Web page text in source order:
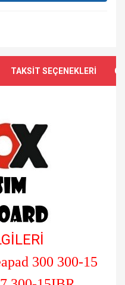
TAKSİT SEÇENEKLERİ
300 300-15